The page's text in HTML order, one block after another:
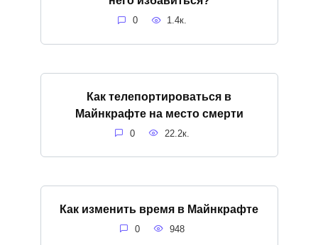
0 1.4к.
Как телепортироваться в
Майнкрафте на место смерти
0 22.2к.
Как изменить время в Майнкрафте
0 948